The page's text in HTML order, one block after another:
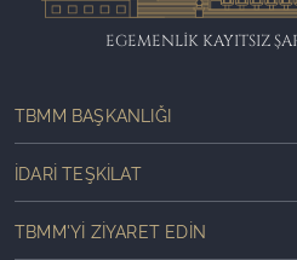
EGEMENLİK KAYITSIZ
TBMM BAŞKANLIĞI
İDARI TEŞKILAT
TBMM'YI ZIYARET EDIN